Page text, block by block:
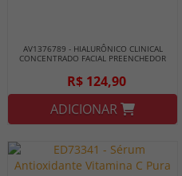
AV1376789 - HIALURÔNICO CLINICAL
CONCENTRADO FACIAL PREENCHEDOR
R$ 124,90
ADICIONAR